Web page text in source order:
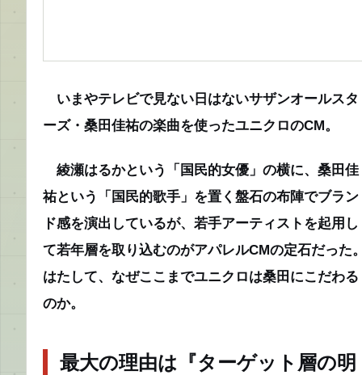
いまやテレビで見ない日はないサザンオールスタ
ーズ・桑田佳祐の楽曲を使ったユニクロのCM。
綾瀬はるかという「国民的女優」の横に、桑田佳
祐という「国民的歌手」を置く盤石の布陣でブラン
ド感を演出しているが、若手アーティストを起用し
て若年層を取り込むのがアパレルCMの定石だった
はたして、なぜここまでユニクロは桑田にこだわる
のか。
最大の理由は『ターゲット層の明